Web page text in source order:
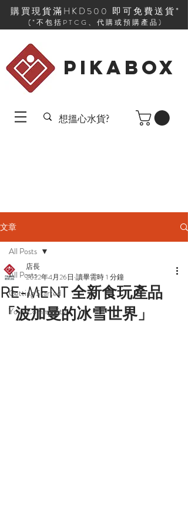
購買現貨滿HKD500 即可免費送貨*
(*不包括PTCG、代購或預購產品)
PIKABOX
文章
All Posts
Getting Started
Your Community
All Posts
RE-MENT 全新食玩產品
「波加曼的冰雪世界」
店長
2022年4月26日 讀畢需時 1 分鐘